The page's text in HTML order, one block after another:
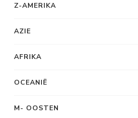
Z-AMERIKA
AZIE
AFRIKA
OCEANIË
M- OOSTEN